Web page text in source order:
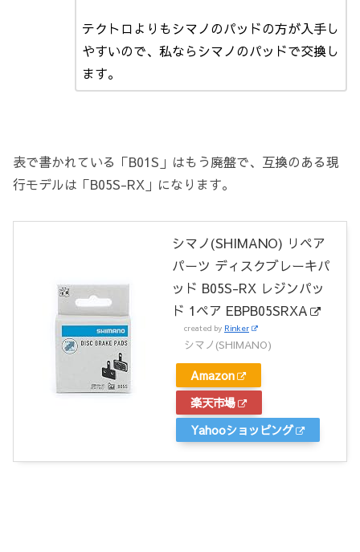
テクトロよりもシマノのパッドの方が入手し
やすいので、私ならシマノのパッドで交換し
ます。
表で書かれている「B01S」はもう廃盤で、互換のある現
行モデルは「B05S-RX」になります。
シマノ(SHIMANO) リペア
パーツ ディスクブレーキパ
ッド B05S-RX レジンパッ
ド 1ペア EBPB05SRXA
created by Rinker
シマノ(SHIMANO)
Amazon
楽天市場
Yahooショッピング